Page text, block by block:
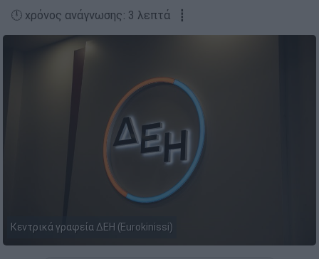
🕛 χρόνος ανάγνωσης: 3 λεπτά ┋
Κεντρικά γραφεία ΔΕΗ (Eurokinissi)